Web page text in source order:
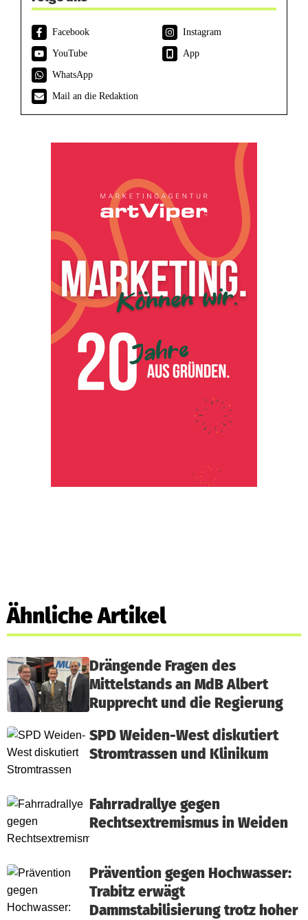
Facebook
Instagram
YouTube
App
WhatsApp
Mail an die Redaktion
Ähnliche Artikel
Drängende Fragen des
Mittelstands an MdB Albert
Rupprecht und die Regierung
SPD Weiden-West diskutiert
Stromtrassen und Klinikum
Fahrradrallye gegen
Rechtsextremismus in Weiden
Prävention gegen Hochwasser:
Trabitz erwägt
Dammstabilisierung trotz hoher